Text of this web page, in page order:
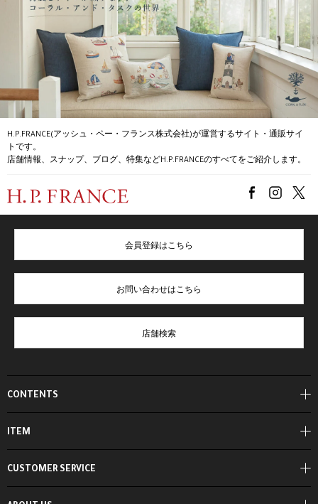
H.P.FRANCE(アッシュ・ペー・フランス株式会社)が運営するサイト・通販サイ
トです。
店舗情報、スナップ、ブログ、特集などH.P.FRANCEのすべてをご紹介します。
CONTENTS
ITEM
会員登録はこちら
お問い合わせはこちら
店舗検索
CUSTOMER SERVICE